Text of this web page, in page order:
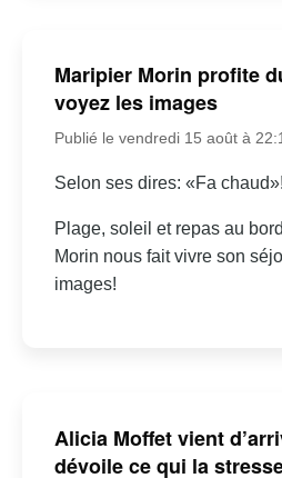
Maripier Morin profite
voyez les images
Publié le vendredi 15 août à
Selon ses dires: «Fa chaud»!
Plage, soleil et repas au
Morin nous fait vivre son
images!
Alicia Moffet vient
dévoile ce qui la